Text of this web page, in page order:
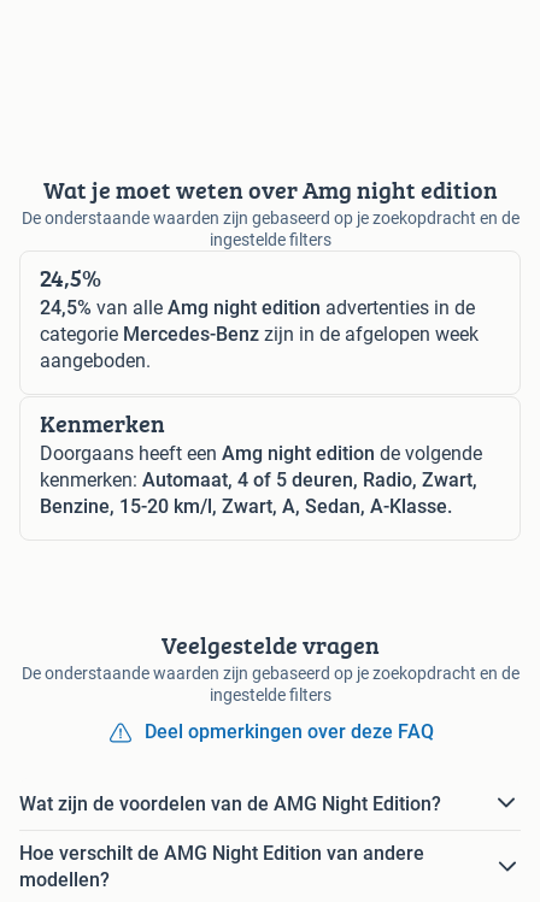
Wat je moet weten over Amg night edition
De onderstaande waarden zijn gebaseerd op je zoekopdracht en de
ingestelde filters
24,5%
24,5% van alle Amg night edition advertenties in de
categorie Mercedes-Benz zijn in de afgelopen week
aangeboden.
Kenmerken
Doorgaans heeft een Amg night edition de volgende
kenmerken: Automaat, 4 of 5 deuren, Radio, Zwart,
Benzine, 15-20 km/l, Zwart, A, Sedan, A-Klasse.
Veelgestelde vragen
De onderstaande waarden zijn gebaseerd op je zoekopdracht en de
ingestelde filters
Deel opmerkingen over deze FAQ
Wat zijn de voordelen van de AMG Night Edition?
Hoe verschilt de AMG Night Edition van andere
modellen?